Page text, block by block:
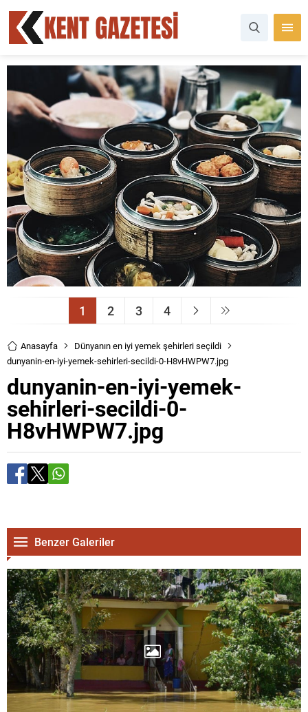
1 2 3 4
Anasayfa
Dünyanın en iyi yemek şehirleri seçildi
dunyanin-en-iyi-yemek-sehirleri-secildi-0-H8vHWPW7.jpg
dunyanin-en-iyi-yemek-
sehirleri-secildi-0-
H8vHWPW7.jpg
Benzer Galeriler